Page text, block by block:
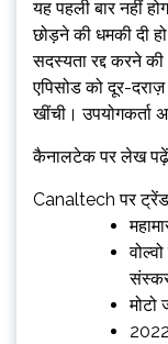
यह पहली बार नहीं
छोड़ने की धमकी दी
सदस्यता रद्द करने
एपिसोड को दूर-
खींची। उपयोगकर्ता
कैनालटेक पर लेख
Canaltech पर ट्रेंड
मोटो